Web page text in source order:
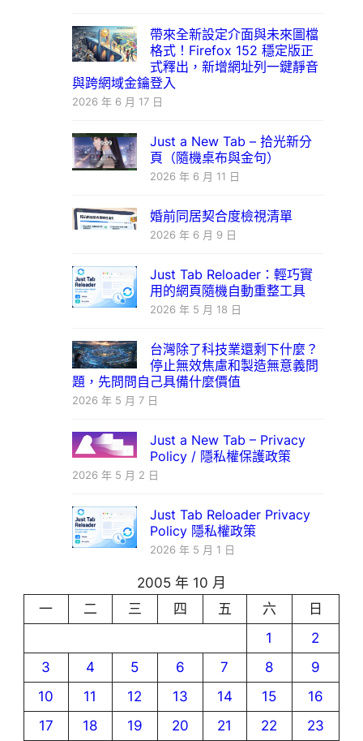
帶來全新設定介面與未來圖檔
格式！Firefox 152 穩定版正
式釋出，新增網址列一鍵靜音
與跨網域金鑰登入
2026 年 6 月 17 日
Just a New Tab – 拾光新分
頁（隨機桌布與金句）
2026 年 6 月 11 日
婚前同居契合度檢視清單
2026 年 6 月 9 日
Just Tab Reloader：輕巧實
用的網頁隨機自動重整工具
2026 年 5 月 18 日
台灣除了科技業還剩下什麼？
停止無效焦慮和製造無意義問
題，先問問自己具備什麼價值
2026 年 5 月 7 日
Just a New Tab – Privacy
Policy / 隱私權保護政策
2026 年 5 月 2 日
Just Tab Reloader Privacy
Policy 隱私權政策
2026 年 5 月 1 日
2005 年 10 月
一
二 三 四 五 六
日
1
2
3
4 5 6 7 8
9
10
11 12 13 14 15
16
17
18 19 20 21 22 23